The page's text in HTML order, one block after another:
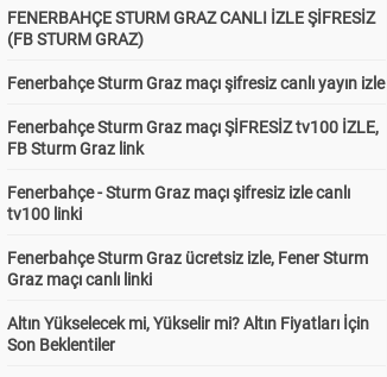
FENERBAHÇE STURM GRAZ CANLI İZLE ŞİFRESİZ
(FB STURM GRAZ)
Fenerbahçe Sturm Graz maçı şifresiz canlı yayın izle
Fenerbahçe Sturm Graz maçı ŞİFRESİZ tv100 İZLE,
FB Sturm Graz link
Fenerbahçe - Sturm Graz maçı şifresiz izle canlı
tv100 linki
Fenerbahçe Sturm Graz ücretsiz izle, Fener Sturm
Graz maçı canlı linki
Altın Yükselecek mi, Yükselir mi? Altın Fiyatları İçin
Son Beklentiler